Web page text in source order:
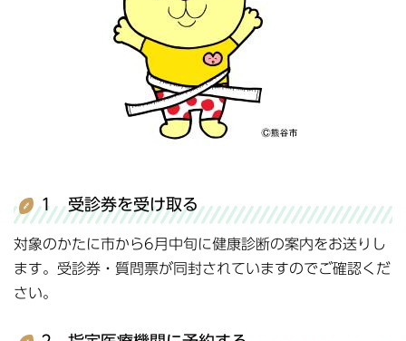
1 受診券を受け取る
対象のかたに市から6月中旬に健康診断の案内をお送りし
ます。受診券・質問票が同封されていますのでご確認くだ
さい。